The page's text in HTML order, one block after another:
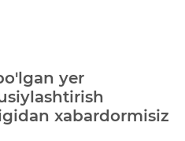
yer
xabardormisiz